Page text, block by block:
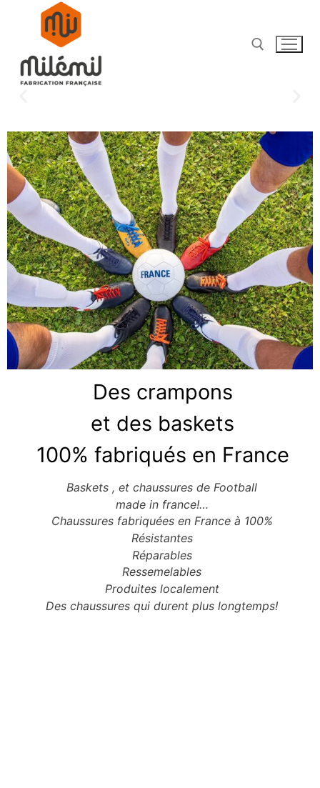
E-Boutique
Chaussures de Football & Rugby
Chaussures Femme
Chaussures Homme
Chaussures Personnalisées
Fin de série
Chaussures en Kits et ateliers
FORMES ET SEMELLES
Accessoires & Produits d’entretien
Qui-sommes-nous ?
Notre Histoire
La Fabrication Française
Fabriquer ses chaussures
Des crampons
et des baskets
100% fabriqués en France
Baskets , et chaussures de Football
made in france!…
Chaussures fabriquées en France à 100%
Résistantes
Réparables
Ressemelables
Produites localement
Des chaussures qui durent plus longtemps!